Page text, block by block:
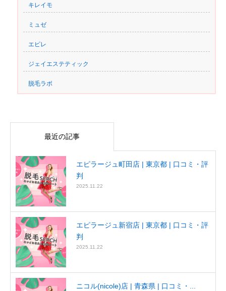
キレイモ
ミュゼ
エピレ
ジェイエステティック
脱毛ラボ
最近の記事
エピラージュ町田店 | 東京都 | 口コミ・評
判
2025.11.22
エピラージュ新宿店 | 東京都 | 口コミ・評
判
2025.11.22
ニコル(nicole)店 | 青森県 | 口コミ・...